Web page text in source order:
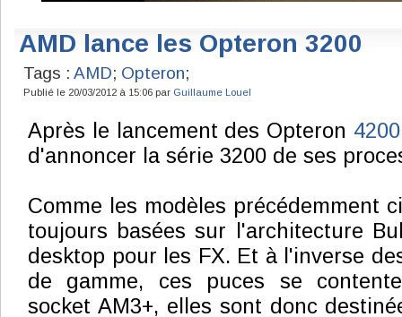
AMD lance les Opteron 3200
Tags : AMD; Opteron;
Publié le 20/03/2012 à 15:06 par Guillaume Louel
Après le lancement des Opteron
d'annoncer la série 3200 de ses
Comme les modèles précédemment
toujours basées sur l'architecture
desktop pour les FX. Et à l'inverse
de gamme, ces puces se
socket AM3+, elles sont donc